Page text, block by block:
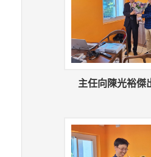
主任向陳光裕傑